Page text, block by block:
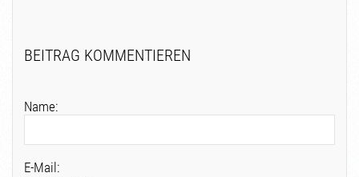
BEITRAG KOMMENTIEREN
Name:
E-Mail: